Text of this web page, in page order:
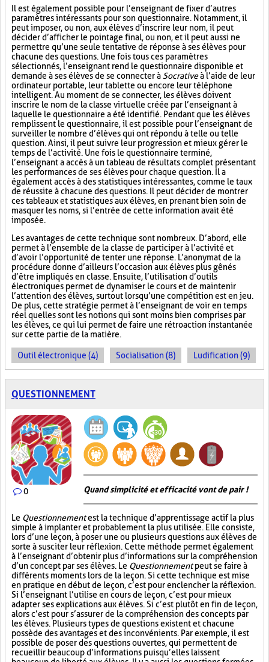
Il est également possible pour l’enseignant de fixer d’autres
paramètres intéressants pour son questionnaire. Notamment, il
peut imposer, ou non, aux élèves d’inscrire leur nom, il peut
décider d’afficher le pointage final, ou non, et il peut aussi ne
permettre qu’une seule tentative de réponse à ses élèves pour
chacune des questions. Une fois tous ces paramètres
sélectionnés, l’enseignant rend le questionnaire disponible et
demande à ses élèves de se connecter à Socrativeà l’aide de leur
ordinateur portable, leur tablette ou encore leur téléphone
intelligent. Au moment de se connecter, les élèves doivent
inscrire le nom de la classe virtuelle créée par l’enseignant à
laquelle le questionnaire a été identifié. Pendant que les élèves
remplissent le questionnaire, il est possible pour l’enseignant de
surveiller le nombre d’élèves qui ont répondu à telle ou telle
question. Ainsi, il peut suivre leur progression et mieux gérer le
temps de l’activité. Une fois le questionnaire terminé,
l’enseignant a accès à un tableau de résultats complet présentant
les performances de ses élèves pour chaque question. Il a
également accès à des statistiques intéressantes, comme le taux
de réussite à chacune des questions. Il peut décider de montrer
ces tableaux et statistiques aux élèves, en prenant bien soin de
masquer les noms, si l’entrée de cette information avait été
imposée.
Les avantages de cette technique sont nombreux. D’abord, elle
permet à l’ensemble de la classe de participer à l’activité et
d’avoir l’opportunité de tenter une réponse. L’anonymat de la
procédure donne d’ailleurs l’occasion aux élèves plus gênés
d’être impliqués en classe. Ensuite, l’utilisation d’outils
électroniques permet de dynamiser le cours et de maintenir
l’attention des élèves, surtout lorsqu’une compétition est en jeu.
De plus, cette stratégie permet à l’enseignant de voir en temps
réel quelles sont les notions qui sont moins bien comprises par
les élèves, ce qui lui permet de faire une rétroaction instantanée
sur cette partie de la matière.
Outil électronique (4) Socialisation (8) Ludification (9)
QUESTIONNEMENT
0 Quand simplicité et efficacité vont de pair !
Le Questionnementest la technique d’apprentissage actif la plus
simple à implanter et probablement la plus utilisée. Elle consiste,
lors d’une leçon, à poser une ou plusieurs questions aux élèves de
sorte à susciter leur réflexion. Cette méthode permet également
à l’enseignant d’obtenir plus d’informations sur la compréhension
d’un concept par ses élèves. Le Questionnementpeut se faire à
différents moments lors de la leçon. Si cette technique est mise
en pratique en début de leçon, c’est pour enclencher la réflexion.
Si l’enseignant l’utilise en cours de leçon, c’est pour mieux
adapter ses explications aux élèves. Si c’est plutôt en fin de leçon,
alors c’est pour s’assurer de la compréhension des concepts par
les élèves. Plusieurs types de questions existent et chacune
possède des avantages et des inconvénients. Par exemple, il est
possible de poser des questions ouvertes, qui permettent de
recueillir beaucoup d’informations puisqu’elles laissent